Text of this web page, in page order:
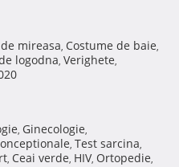
mireasa, Costume de baie,
logodna, Verighete,
, Ginecologie,
, Test sarcina,
, Ceai verde, HIV, Ortopedie,